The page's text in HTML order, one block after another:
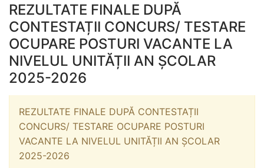
REZULTATE FINALE DUPĂ
CONTESTAȚII CONCURS/ TESTARE
OCUPARE POSTURI VACANTE LA
NIVELUL UNITĂȚII AN ȘCOLAR
2025-2026
REZULTATE FINALE DUPĂ CONTESTAȚII
CONCURS/ TESTARE OCUPARE POSTURI
VACANTE LA NIVELUL UNITĂȚII AN ȘCOLAR
2025-2026